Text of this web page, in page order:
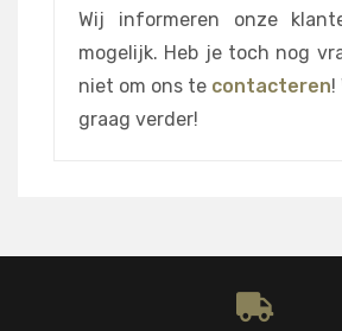
Wij informeren onze
mogelijk. Heb je toch nog
niet om ons te contacteren!
graag verder!